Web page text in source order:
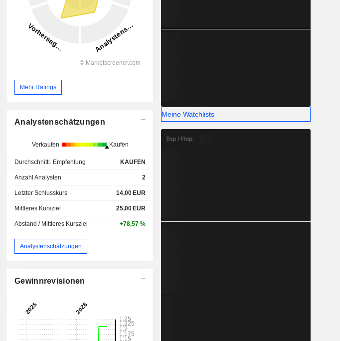
(EUR)
8,44 Mio.
-31,79 Mio.
Mehr Ratings
Analystenschätzungen
Verkaufen Kaufen
Durchschnittl. Empfehlung KAUFEN
Anzahl Analysten 2
Letzter Schlusskurs 14,00 EUR
Mittleres Kursziel 25,00 EUR
Abstand / Mittleres Kursziel +78,57 %
Analystenschätzungen
Gewinnrevisionen
Meine Watchlists
Top / Flop